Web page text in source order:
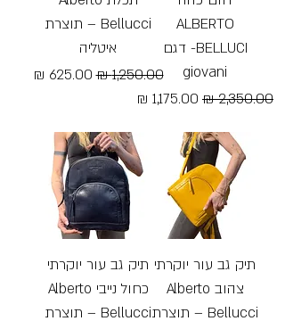
ALBERTO
BELLUCI- דגם
giovani
מחיר רגיל
מחיר מבצע
Bellucci – תוצרת
איטליה
מחיר רגיל‏1,250.00 ‏₪ מחיר מבצע
תיק גב עור יוקרתי
צהוב Alberto
Bellucci – תוצרת
תיק גב עור יוקרתי
כחול נייבי Alberto
Bellucci – תוצרת